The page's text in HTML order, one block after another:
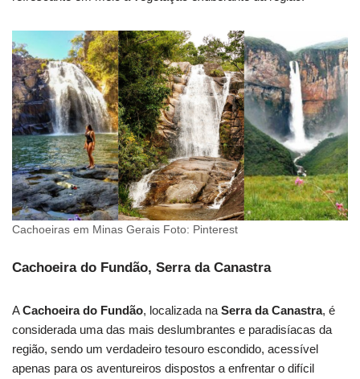
Cachoeiras em Minas Gerais Foto: Pinterest
Cachoeira do Fundão, Serra da Canastra
ACachoeira do Fundão, localizada na Serra da Canastra, é
considerada uma das mais deslumbrantes e paradisíacas da
região, sendo um verdadeiro tesouro escondido, acessível
apenas para os aventureiros dispostos a enfrentar o difícil